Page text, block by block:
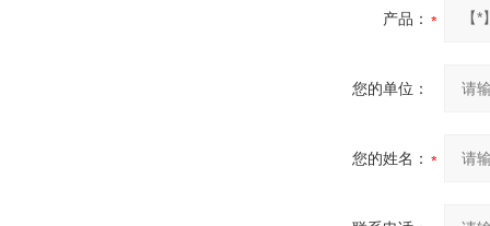
产品：
您的单位：
您的姓名：